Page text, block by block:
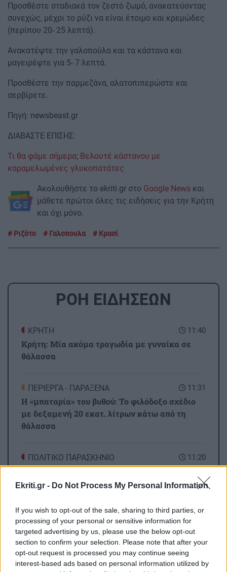
Ekriti.gr - Do Not Process My Personal Information
If you wish to opt-out of the sale, sharing to third parties, or
processing of your personal or sensitive information for
targeted advertising by us, please use the below opt-out
section to confirm your selection. Please note that after your
opt-out request is processed you may continue seeing
interest-based ads based on personal information utilized by
Προσθέστε σταδιακά τον ζεστό ζωμό, ανακατεύοντας
συνεχώς, μέχρι το ρύζι να είναι έτοιμο και κρεμώδες
(περίπου 20- 25 λεπτά).
Ανακατέψτε την γαλοπούλα και τα κάστανα και
μαγειρέψτε για 5- 7 λεπτά.
Προσθέστε την παρμεζάνα, αλατοπιπερώστε και
σερβίρετε.
Πηγή: newsbeast.gr
ΔΙΑΒΑΣΤΕ ΕΠΙΣΗΣ:
Τι θα φάμε σήμερα; Βελουτέ κάστανου με
καραμελωμένες γλυκοπατάτες
Ακολουθήστε το ekriti.gr στο Google News και
μάθετε πρώτοι όλες τις ειδήσεις για την Κρήτη
και όχι μόνο.
Ριζότο Γαλοπουλα Κρασί
ΡΟΗ ΕΙΔΗΣΕΩΝ
11:40
ΚΡΗΤΗ
Κρήτη: Μία ακόμα τραγωδία με γυναίκα σε
θάλασσα
11:31
ΠΕΡΙΕΡΓΑ - ΠΑΡΑΞΕΝΑ
Η «μπαταρία» του βυθού: Το φιλόδοξο σχέδιο
με δεξαμενή 20 εκατ. λίτρων κάτω από τη
θάλασσα
11:20
ΠΟΛΙΤΙΚΟ ΠΑΡΑΣΚΗΝΙΟ
Το πρώτο αυτοκίνητο του Κυριάκου
Μητσοτάκη
11:09
ΟΙΚΟΝΟΜΙΑ
Επίδομα 150 ευρώ: Ποιοι θα πληρωθούν τέλη
Αυγούστου
Όλες οι ειδήσεις